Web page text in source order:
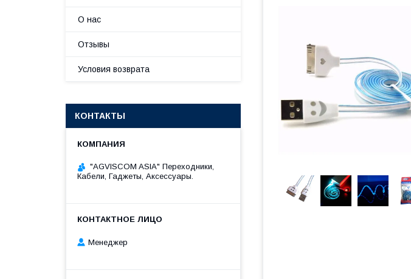
О нас
Отзывы
Условия возврата
КОНТАКТЫ
"AGVISCOM ASIA" Переходники,
Кабели, Гаджеты, Аксессуары.
Менеджер